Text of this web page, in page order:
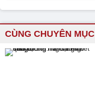
CÙNG CHUYÊN MỤC